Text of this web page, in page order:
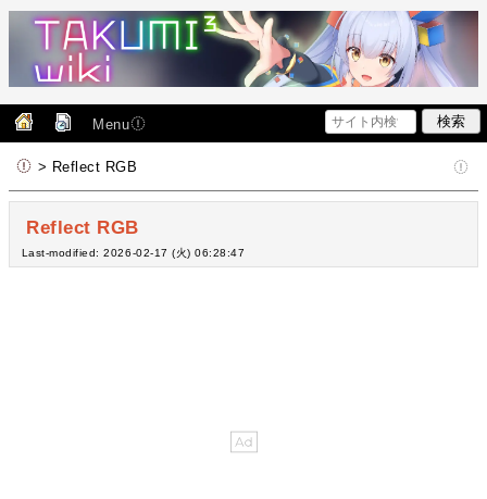
Menu
> Reflect RGB
Reflect RGB
Last-modified: 2026-02-17 (火) 06:28:47